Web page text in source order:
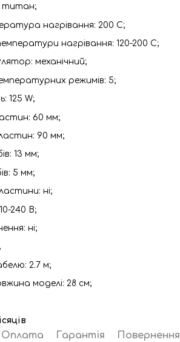
титан;
нагрівання: 200 C;
нагрівання: 120-200 C;
механічний;
режимів: 5;
125 W;
60 мм;
90 мм;
13 мм;
5 мм;
ні;
240 В;
ні;
2.7 м;
моделі: 28 см;
Оплата Гарантія Повернення